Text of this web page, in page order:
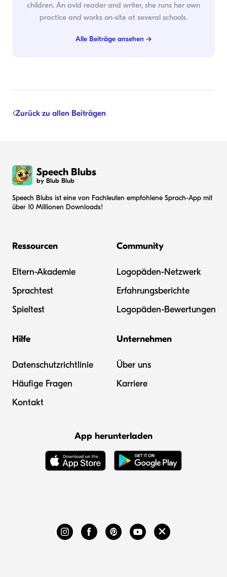
children. An avid reader and writer, she runs her own
practice and works on-site at several schools.
Alle Beiträge ansehen →
Zurück zu allen Beiträgen
Speech Blubs
by Blub Blub
Speech Blubs ist eine von Fachleuten empfohlene Sprach-App mit
über 10 Millionen Downloads!
Ressourcen
Eltern-Akademie
Sprachtest
Spieltest
Community
Logopäden-Netzwerk
Erfahrungsberichte
Logopäden-Bewertungen
Hilfe
Datenschutzrichtlinie
Häufige Fragen
Kontakt
Unternehmen
Über uns
Karriere
App herunterladen